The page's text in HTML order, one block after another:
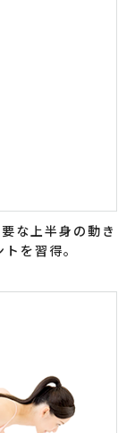
な上半身の動き
を習得。